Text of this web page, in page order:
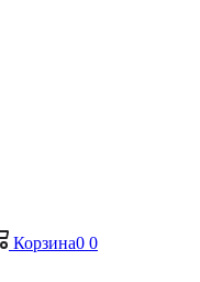
Корзина0 0